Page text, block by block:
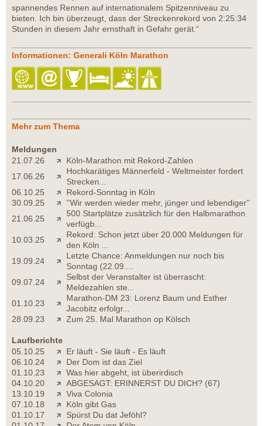
spannendes Rennen auf internationalem Spitzenniveau zu
bieten. Ich bin überzeugt, dass der Streckenrekord von 2:25:34
Stunden in diesem Jahr ernsthaft in Gefahr gerät.“
Informationen: Generali Köln Marathon
Mehr zum Thema
Meldungen
21.07.26
Köln-Marathon mit Rekord-Zahlen
17.06.26
Hochkarätiges Männerfeld - Weltmeister fordert
Strecken...
06.10.25
Rekord-Sonntag in Köln
30.09.25
''Wir werden wieder mehr, jünger und lebendiger''
21.06.25
500 Startplätze zusätzlich für den Halbmarathon
verfügb...
10.03.25
Rekord: Schon jetzt über 20.000 Meldungen für
den Köln ...
19.09.24
Letzte Chance: Anmeldungen nur noch bis
Sonntag (22.09....
09.07.24
Selbst der Veranstalter ist überrascht:
Meldezahlen ste...
01.10.23
Marathon-DM 23: Lorenz Baum und Esther
Jacobitz erfolgr...
28.09.23
Zum 25. Mal Marathon op Kölsch
Laufberichte
05.10.25
Er läuft - Sie läuft - Es läuft
06.10.24
Der Dom ist das Ziel
01.10.23
Was hier abgeht, ist überirdisch
04.10.20
ABGESAGT: ERINNERST DU DICH? (67)
13.10.19
Viva Colonia
07.10.18
Köln gibt Gas
01.10.17
Spürst Du dat Jeföhl?